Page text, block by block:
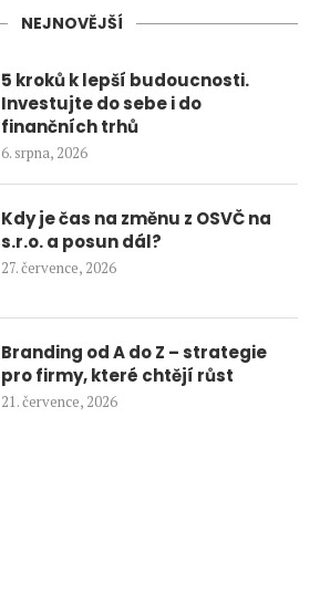
NEJNOVĚJŠÍ
5 kroků k lepší budoucnosti.
Investujte do sebe i do
finančních trhů
6. srpna, 2026
Kdy je čas na změnu z OSVČ na
s.r.o. a posun dál?
27. července, 2026
Branding od A do Z – strategie
pro firmy, které chtějí růst
21. července, 2026